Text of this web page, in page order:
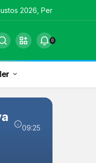
2026, Per
0
09:25